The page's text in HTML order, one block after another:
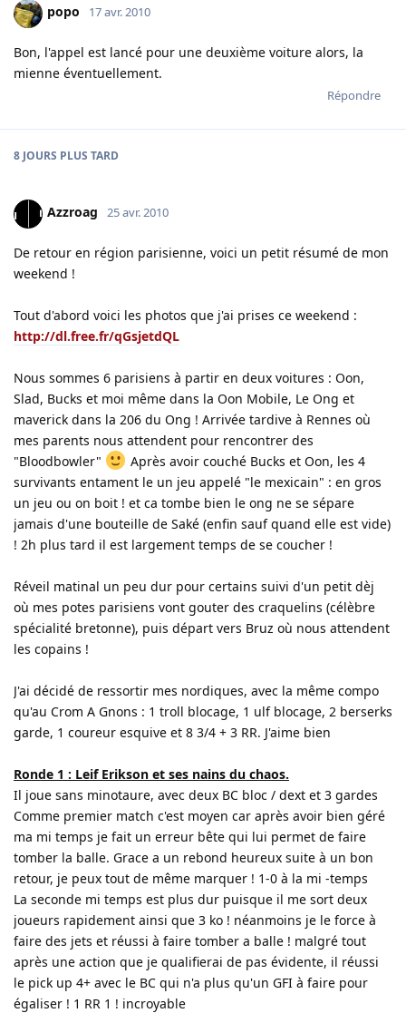
popo 17 avr. 2010
Bon, l'appel est lancé pour une deuxième voiture alors, la
mienne éventuellement.
Répondre
8 JOURS PLUS TARD
Azzroag 25 avr. 2010
De retour en région parisienne, voici un petit résumé de mon
weekend !
Tout d'abord voici les photos que j'ai prises ce weekend :
http://dl.free.fr/qGsjetdQL
Nous sommes 6 parisiens à partir en deux voitures : Oon,
Slad, Bucks et moi même dans la Oon Mobile, Le Ong et
maverick dans la 206 du Ong ! Arrivée tardive à Rennes où
mes parents nous attendent pour rencontrer des
"Bloodbowler"
Après avoir couché Bucks et Oon, les 4
survivants entament le un jeu appelé "le mexicain" : en gros
un jeu ou on boit ! et ca tombe bien le ong ne se sépare
jamais d'une bouteille de Saké (enfin sauf quand elle est vide)
! 2h plus tard il est largement temps de se coucher !
Réveil matinal un peu dur pour certains suivi d'un petit dèj
où mes potes parisiens vont gouter des craquelins (célèbre
spécialité bretonne), puis départ vers Bruz où nous attendent
les copains !
J'ai décidé de ressortir mes nordiques, avec la même compo
qu'au Crom A Gnons : 1 troll blocage, 1 ulf blocage, 2 berserks
garde, 1 coureur esquive et 8 3/4 + 3 RR. J'aime bien
Ronde 1 : Leif Erikson et ses nains du chaos.
Il joue sans minotaure, avec deux BC bloc / dext et 3 gardes
Comme premier match c'est moyen car après avoir bien géré
ma mi temps je fait un erreur bête qui lui permet de faire
tomber la balle. Grace a un rebond heureux suite à un bon
retour, je peux tout de même marquer ! 1-0 à la mi -temps
La seconde mi temps est plus dur puisque il me sort deux
joueurs rapidement ainsi que 3 ko ! néanmoins je le force à
faire des jets et réussi à faire tomber a balle ! malgré tout
après une action que je qualifierai de pas évidente, il réussi
le pick up 4+ avec le BC qui n'a plus qu'un GFI à faire pour
égaliser ! 1 RR 1 ! incroyable